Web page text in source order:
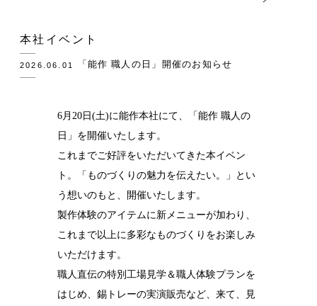
合わせ
ェ
お知らせ
結婚10周年
の錫婚式
観光×宿泊プ
ラン
医療・ヘルス
ケア
会社概要
SDGsへの取
り組み
本社イベント
2026.06.01 「能作 職人の日」開催のお知らせ
6月20日(土)に能作本社にて、「能作 職人の
日」を開催いたします。
これまでご好評をいただいてきた本イベン
ト。「ものづくりの魅力を伝えたい。」とい
う想いのもと、開催いたします。
製作体験のアイテムに新メニューが加わり、
これまで以上に多彩なものづくりをお楽しみ
いただけます。
職人直伝の特別工場見学＆職人体験プランを
はじめ、錫トレーの実演販売など、来て、見